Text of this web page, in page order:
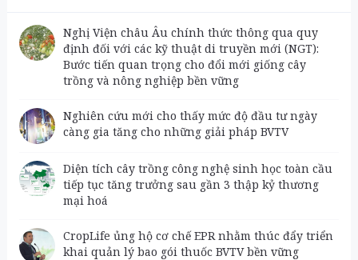
Nghị Viện châu Âu chính thức thông qua quy
định đối với các kỹ thuật di truyền mới (NGT):
Bước tiến quan trọng cho đổi mới giống cây
trồng và nông nghiệp bền vững
Nghiên cứu mới cho thấy mức độ đầu tư ngày
càng gia tăng cho những giải pháp BVTV
Diện tích cây trồng công nghệ sinh học toàn cầu
tiếp tục tăng trưởng sau gần 3 thập kỷ thương
mại hoá
CropLife ủng hộ cơ chế EPR nhằm thúc đẩy triển
khai quản lý bao gói thuốc BVTV bền vững